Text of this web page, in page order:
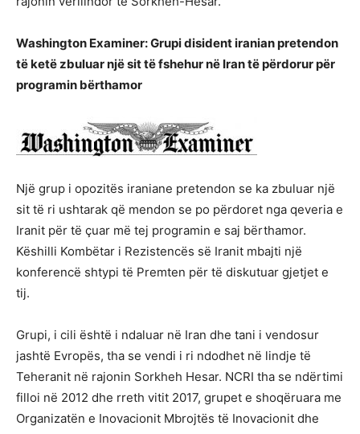
Washington Examiner: Grupi disident iranian pretendon
të ketë zbuluar një sit të fshehur në Iran të përdorur për
programin bërthamor
Një grup i opozitës iraniane pretendon se ka zbuluar një
sit të ri ushtarak që mendon se po përdoret nga qeveria e
Iranit për të çuar më tej programin e saj bërthamor.
Këshilli Kombëtar i Rezistencës së Iranit mbajti një
konferencë shtypi të Premten për të diskutuar gjetjet e
tij.
Grupi, i cili është i ndaluar në Iran dhe tani i vendosur
jashtë Evropës, tha se vendi i ri ndodhet në lindje të
Teheranit në rajonin Sorkheh Hesar. NCRI tha se ndërtimi
filloi në 2012 dhe rreth vitit 2017, grupet e shoqëruara me
Organizatën e Inovacionit Mbrojtës të Inovacionit dhe